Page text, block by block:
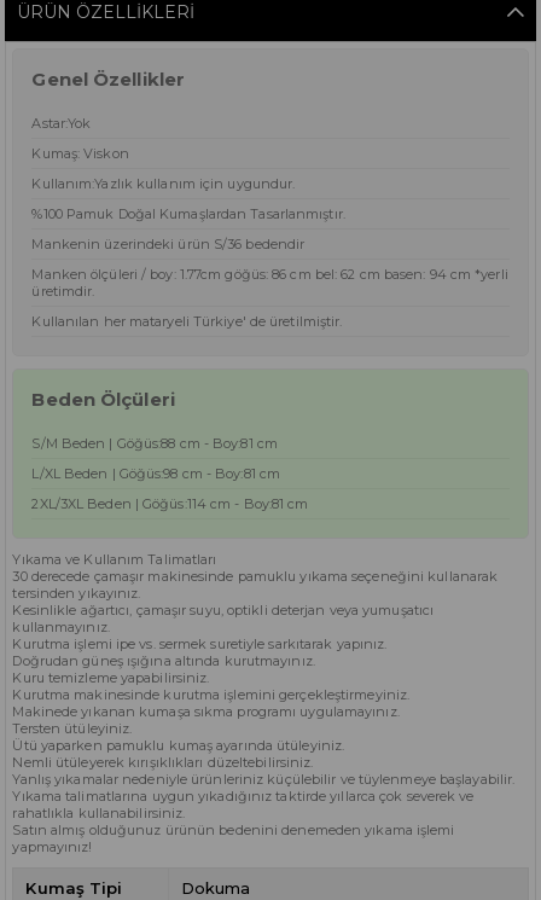
ÜRÜN ÖZELLIKLERI
Genel Özellikler
Astar:Yok
Kumaş: Viskon
Kullanım:Yazlık kullanım için uygundur.
%100 Pamuk Doğal Kumaşlardan Tasarlanmıştır.
Mankenin üzerindeki ürün S/36 bedendir
Manken ölçüleri / boy: 1.77cm göğüs: 86 cm bel: 62 cm basen: 94 cm *yerli
üretimdir.
Kullanılan her mataryeli Türkiye' de üretilmiştir.
Beden Ölçüleri
S/M Beden | Göğüs:88 cm - Boy:81 cm
L/XL Beden | Göğüs:98 cm - Boy:81 cm
2XL/3XL Beden | Göğüs:114 cm - Boy:81 cm
Yıkama ve Kullanım Talimatları
30 derecede çamaşır makinesinde pamuklu yıkama seçeneğini kullanarak
tersinden yıkayınız.
Kesinlikle ağartıcı, çamaşır suyu, optikli deterjan veya yumuşatıcı
kullanmayınız.
Kurutma işlemi ipe vs. sermek suretiyle sarkıtarak yapınız.
Doğrudan güneş ışığına altında kurutmayınız.
Kuru temizleme yapabilirsiniz.
Kurutma makinesinde kurutma işlemini gerçekleştirmeyiniz.
Makinede yıkanan kumaşa sıkma programı uygulamayınız.
Tersten ütüleyiniz.
Ütü yaparken pamuklu kumaş ayarında ütüleyiniz.
Nemli ütüleyerek kırışıklıkları düzeltebilirsiniz.
Yanlış yıkamalar nedeniyle ürünleriniz küçülebilir ve tüylenmeye başlayabilir.
Yıkama talimatlarına uygun yıkadığınız taktirde yıllarca çok severek ve
rahatlıkla kullanabilirsiniz.
Satın almış olduğunuz ürünün bedenini denemeden yıkama işlemi
yapmayınız!
Kumaş Tipi Dokuma